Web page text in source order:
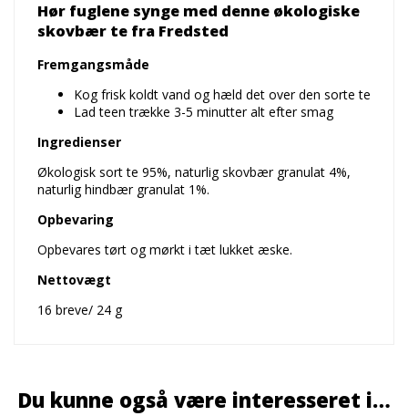
Hør fuglene synge med denne økologiske
skovbær te fra Fredsted
Fremgangsmåde
Kog frisk koldt vand og hæld det over den sorte te
Lad teen trække 3-5 minutter alt efter smag
Ingredienser
Økologisk sort te 95%, naturlig skovbær granulat 4%,
naturlig hindbær granulat 1%.
Opbevaring
Opbevares tørt og mørkt i tæt lukket æske.
Nettovægt
16 breve/ 24 g
Du kunne også være interesseret i…